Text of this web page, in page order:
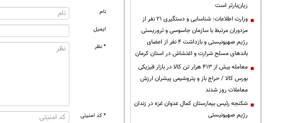
نام
ایمیل
* نظر
* کد امنیتی
زیان‌بارتر است
وزارت اطلاعات: شناسایی و دستگیری ۲۱ نفر از
مزدوران مرتبط با سازمان جاسوسی و تروریستی
رژیم صهیونیستی و بازداشت ۴ نفر از اعضای
باندهای مسلح شرارت و اغتشاش در استان کرمان
معامله بیش از ۴۱۳ هزار تن کالا در بازار فیزیکی
بورس کالا / حراج باز و پتروشیمی پیشران ارزش
معاملات روز شدند
شکنجه رئیس بیمارستان کمال عدوان غزه در زندان
رژیم صهیونیستی